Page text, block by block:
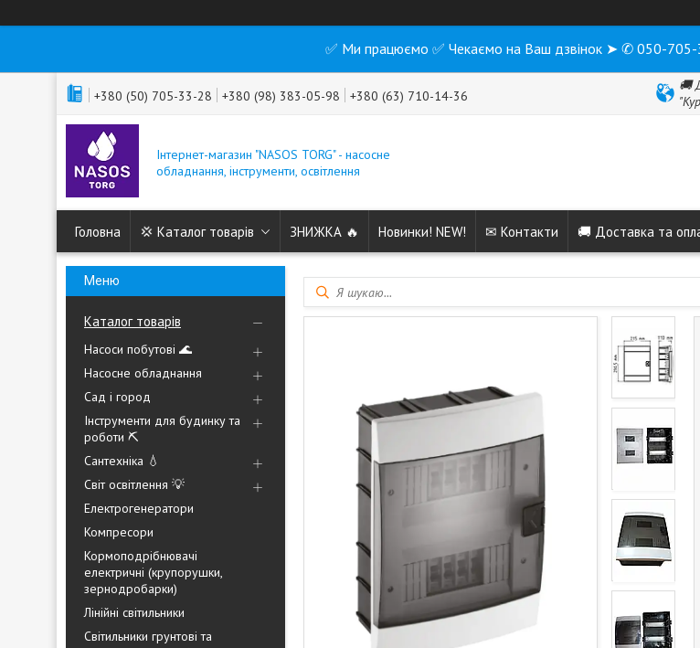
✅ Ми працюємо ✅ Чекаємо на Ваш дзвінок ➤ ✆ 050-
+380 (50) 705-33-28 +380 (98) 383-05-98 +380 (63) 710-14-36
🚚
Інтернет-магазин "NASOS TORG" - насосне
обладнання, інструменти, освітлення
Головна 💢 Каталог товарів ЗНИЖКА 🔥 Новинки! NEW! ✉ Контакти 🚚 Доставка та
Каталог товарів
Насоси побутові 🌊
Насосне обладнання
Сад і город
Інструменти для будинку та
роботи ⛏️
Сантехніка 💧
Світ освітлення 💡
Електрогенератори
Компресори
Кормоподрібнювачі
електричні (крупорушки,
зернодробарки)
Лінійні світильники
Світильники грунтові та